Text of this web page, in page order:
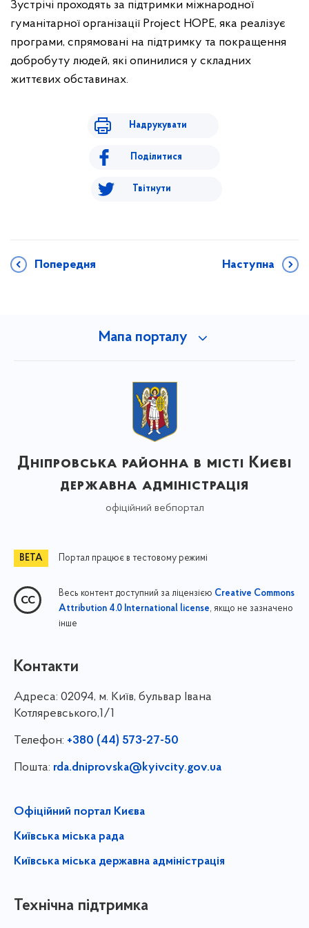
Зустрічі проходять за підтримки міжнародної
гуманітарної організації Project HOPE, яка реалізує
програми, спрямовані на підтримку та покращення
добробуту людей, які опинилися у складних
життєвих обставинах.
Надрукувати
Поділитися
Твітнути
Попередня Наступна
Мапа порталу
Дніпровська районна в місті Києві
державна адміністрація
офіційний вебпортал
Портал працює в тестовому режимі
Весь контент доступний за ліцензією Creative Commons
Attribution 4.0 International license, якщо не зазначено
інше
Контакти
Адреса: 02094, м. Київ, бульвар Івана
Котляревського,1/1
Телефон: +380 (44) 573-27-50
Пошта: rda.dniprovska@kyivcity.gov.ua
Офіційний портал Києва
Київська міська рада
Київська міська державна адміністрація
Технічна підтримка